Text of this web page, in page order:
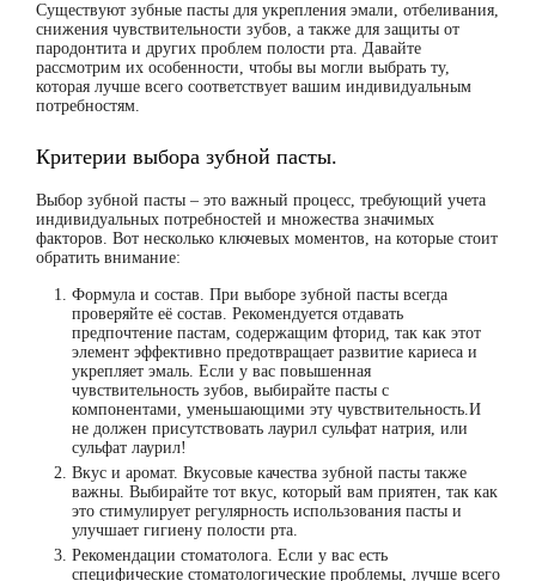
Существуют зубные пасты для укрепления эмали, отбеливания,
снижения чувствительности зубов, а также для защиты от
пародонтита и других проблем полости рта. Давайте
рассмотрим их особенности, чтобы вы могли выбрать ту,
которая лучше всего соответствует вашим индивидуальным
потребностям.
Критерии выбора зубной пасты.
Выбор зубной пасты – это важный процесс, требующий учета
индивидуальных потребностей и множества значимых
факторов. Вот несколько ключевых моментов, на которые стоит
обратить внимание:
Формула и состав. При выборе зубной пасты всегда
проверяйте её состав. Рекомендуется отдавать
предпочтение пастам, содержащим фторид, так как этот
элемент эффективно предотвращает развитие кариеса и
укрепляет эмаль. Если у вас повышенная
чувствительность зубов, выбирайте пасты с
компонентами, уменьшающими эту чувствительность.И
не должен присутствовать лаурил сульфат натрия, или
сульфат лаурил!
Вкус и аромат. Вкусовые качества зубной пасты также
важны. Выбирайте тот вкус, который вам приятен, так как
это стимулирует регулярность использования пасты и
улучшает гигиену полости рта.
Рекомендации стоматолога. Если у вас есть
специфические стоматологические проблемы, лучше всего